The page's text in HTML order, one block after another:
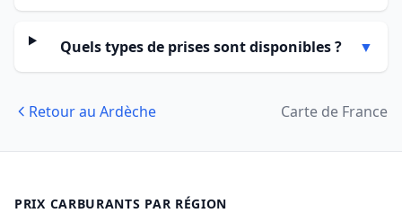
Quels types de prises sont disponibles ? ▼
Retour au Ardèche Carte de France
PRIX CARBURANTS PAR RÉGION